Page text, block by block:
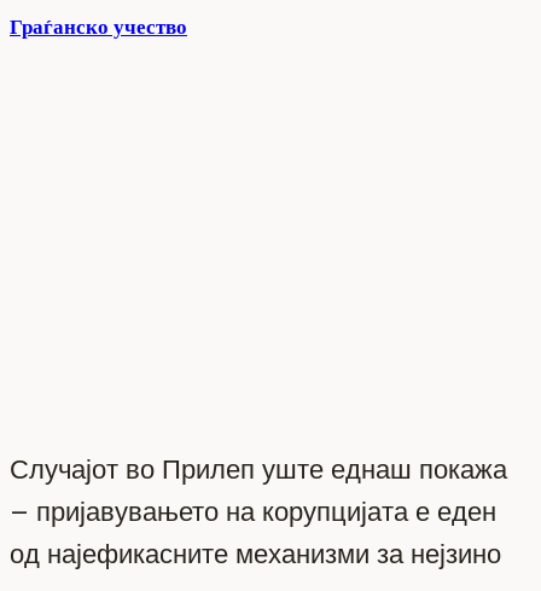
Граѓанско учество
Случајот во Прилеп уште еднаш покажа
– пријавувањето на корупцијата е еден
од најефикасните механизми за нејзино